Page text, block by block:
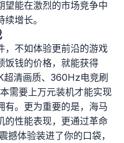
望能在激烈的市场竞争中
增长。
，不如体验更前沿的游戏
钱的价格，就能获得
清画质、360Hz电竞刷
需要上万元装机才能实现
有。更为重要的是，海马
的性能表现，更通过革命
撼体验装进了你的口袋，